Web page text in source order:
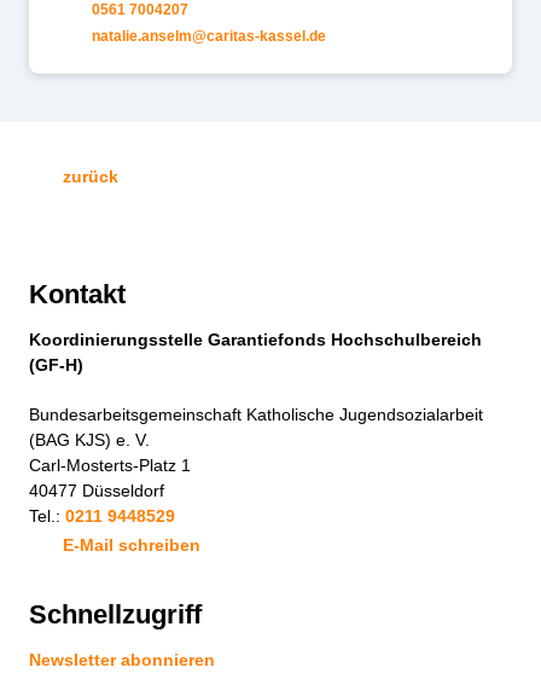
0561 7004207
n t ns lm c r t s-k ss d
zurück
Kontakt
Koordinierungsstelle Garantiefonds Hochschulbereich
(GF-H)
Bundesarbeitsgemeinschaft Katholische Jugendsozialarbeit
(BAG KJS) e. V.
Carl-Mosterts-Platz 1
40477 Düsseldorf
Tel.: 0211 9448529
E-Mail schreiben
Schnellzugriff
Newsletter abonnieren